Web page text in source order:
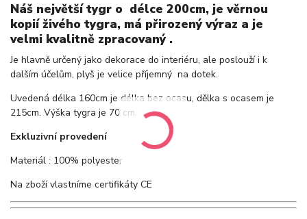
Náš největší tygr o délce 200cm,je věrnou
kopií živého tygra, má přirozený výraz a je
velmi kvalitně zpracovaný .
Je hlavně určený jako dekorace do interiéru, ale poslouží i k
dalším účelům, plyš je velice příjemný na dotek.
Uvedená délka 160cm je délka bez ocasu, dělka s ocasem je
215cm. Výška tygra je 70 cm.
Exkluzivní provedení
Materiál : 100% polyester
Na zboží vlastníme certifikáty CE